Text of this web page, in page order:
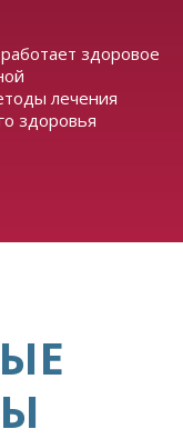
здоровое
лечения
здоровья